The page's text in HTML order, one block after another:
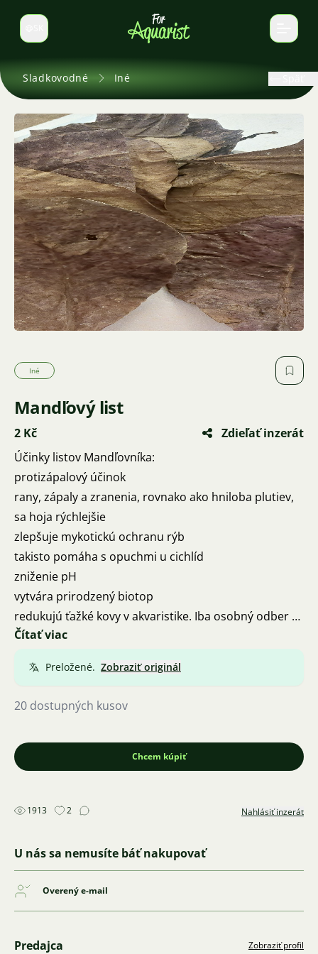
Prepnúť jazyk
Sladkovodné Iné
Iné
Mandľový list
2 Kč
Zdieľať inzerát
Účinky listov Mandľovníka:
protizápalový účinok
rany, zápaly a zranenia, rovnako ako hniloba plutiev,
sa hoja rýchlejšie
zlepšuje mykotickú ochranu rýb
takisto pomáha s opuchmi u cichlíd
zniženie pH
vytvára prirodzený biotop
redukujú ťažké kovy v akvaristike. Iba osobný odber v
Plzni, po dohode možnosť aj rozvoz po plzeňskom
Čítať viac
Preložené. Zobraziť originál
20 dostupných kusov
Chcem kúpiť
1913 2 Nahlásiť inzerát
U nás sa nemusíte báť nakupovať
Overený e-mail
Predajca Zobraziť profil